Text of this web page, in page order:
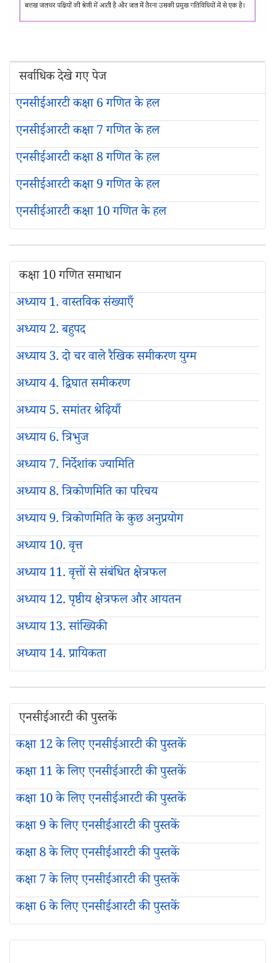
सर्वाधिक देखे गए पेज
एनसीईआरटी कक्षा 6 गणित के हल
एनसीईआरटी कक्षा 7 गणित के हल
एनसीईआरटी कक्षा 8 गणित के हल
एनसीईआरटी कक्षा 9 गणित के हल
एनसीईआरटी कक्षा 10 गणित के हल
कक्षा 10 गणित समाधान
अध्याय 1. वास्तविक संख्याएँ
अध्याय 2. बहुपद
अध्याय 3. दो चर वाले रैखिक समीकरण युग्म
अध्याय 4. द्विघात समीकरण
अध्याय 5. समांतर श्रेढ़ियाँ
अध्याय 6. त्रिभुज
अध्याय 7. निर्देशांक ज्यामिति
अध्याय 8. त्रिकोणमिति का परिचय
अध्याय 9. त्रिकोणमिति के कुछ अनुप्रयोग
अध्याय 10. वृत्त
अध्याय 11. वृत्तों से संबंधित क्षेत्रफल
अध्याय 12. पृष्ठीय क्षेत्रफल और आयतन
अध्याय 13. सांख्यिकी
अध्याय 14. प्रायिकता
एनसीईआरटी की पुस्तकें
कक्षा 12 के लिए एनसीईआरटी की पुस्तकें
कक्षा 11 के लिए एनसीईआरटी की पुस्तकें
कक्षा 10 के लिए एनसीईआरटी की पुस्तकें
कक्षा 9 के लिए एनसीईआरटी की पुस्तकें
कक्षा 8 के लिए एनसीईआरटी की पुस्तकें
कक्षा 7 के लिए एनसीईआरटी की पुस्तकें
कक्षा 6 के लिए एनसीईआरटी की पुस्तकें